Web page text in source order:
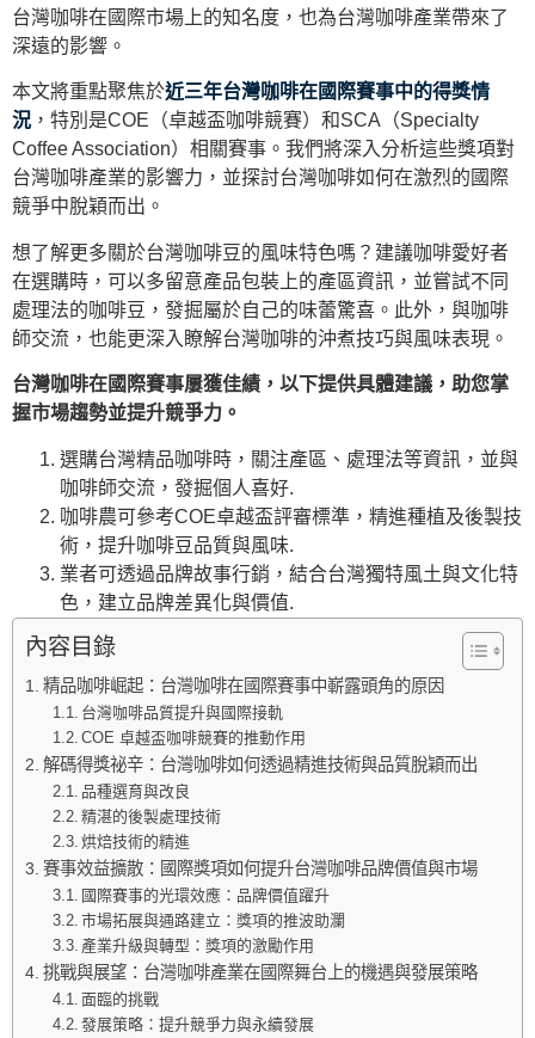
台灣咖啡在國際市場上的知名度，也為台灣咖啡產業帶來了
深遠的影響。
本文將重點聚焦於近三年台灣咖啡在國際賽事中的得獎情
況 ，特別是COE（卓越盃咖啡競賽）和SCA（Specialty
Coffee Association）相關賽事。我們將深入分析這些獎項對
台灣咖啡產業的影響力，並探討台灣咖啡如何在激烈的國際
競爭中脫穎而出。
想了解更多關於台灣咖啡豆的風味特色嗎？建議咖啡愛好者
在選購時，可以多留意產品包裝上的產區資訊，並嘗試不同
處理法的咖啡豆，發掘屬於自己的味蕾驚喜。此外，與咖啡
師交流，也能更深入瞭解台灣咖啡的沖煮技巧與風味表現。
台灣咖啡在國際賽事屢獲佳績，以下提供具體建議，助您掌
握市場趨勢並提升競爭力。
選購台灣精品咖啡時，關注產區、處理法等資訊，並與
咖啡師交流，發掘個人喜好.
咖啡農可參考COE卓越盃評審標準，精進種植及後製技
術，提升咖啡豆品質與風味.
業者可透過品牌故事行銷，結合台灣獨特風土與文化特
色，建立品牌差異化與價值.
內容目錄
精品咖啡崛起：台灣咖啡在國際賽事中嶄露頭角的原因
台灣咖啡品質提升與國際接軌
COE 卓越盃咖啡競賽的推動作用
解碼得獎祕辛：台灣咖啡如何透過精進技術與品質脫穎而出
品種選育與改良
精湛的後製處理技術
烘焙技術的精進
賽事效益擴散：國際獎項如何提升台灣咖啡品牌價值與市場
國際賽事的光環效應：品牌價值躍升
市場拓展與通路建立：獎項的推波助瀾
產業升級與轉型：獎項的激勵作用
挑戰與展望：台灣咖啡產業在國際舞台上的機遇與發展策略
面臨的挑戰
發展策略：提升競爭力與永續發展